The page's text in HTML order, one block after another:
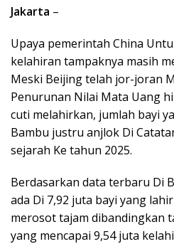
Jakarta –
Upaya pemerintah China
kelahiran tampaknya masih
Meski Beijing telah jor-joran
Penurunan Nilai Mata Uang
cuti melahirkan, jumlah bayi
Bambu justru anjlok Di
sejarah Ke tahun 2025.
Berdasarkan data terbaru Di
ada Di 7,92 juta bayi yang
merosot tajam dibandingkan
yang mencapai 9,54 juta